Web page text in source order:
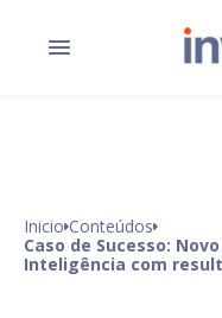
Inicio Conteúdos
Caso de Sucesso:
Inteligência com